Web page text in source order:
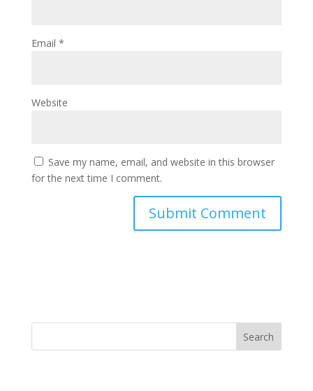
Email *
Website
Save my name, email, and website in this browser
for the next time I comment.